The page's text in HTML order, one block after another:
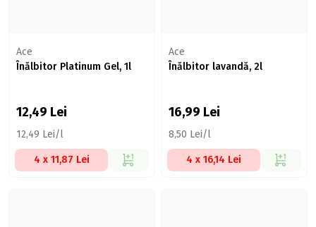
Ace
Înălbitor Platinum Gel, 1l
12,49 Lei
12,49 Lei/l
4 x 11,87 Lei
Ace
Înălbitor lavandă, 2l
16,99 Lei
8,50 Lei/l
4 x 16,14 Lei